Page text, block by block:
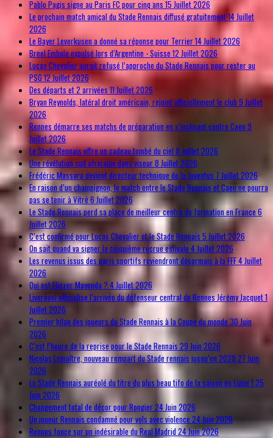
Pablo Pagis signe au Paris FC pour cinq ans 15 Juillet 2026
Le prochain match amical du Stade Rennais diffusé gratuitement14 Juillet
2026
Le Bayer Leverkusen a donné sa réponse pour Terrier14 Juillet 2026
Breel Embolo expulsé lors d’Argentine - Suisse12 Juillet 2026
Lucas Chevalier aurait refusé l’approche du Stade Rennais pour rester au
PSG12 Juillet 2026
Des départs et 2 arrivées11 Juillet 2026
Bryan Reynolds, latéral droit américain, rejoint officiellement le club 9 Juillet
2026
Rennes démarre ses matchs de préparation en s’inclinant contre Caen 9
Juillet 2026
Le Stade Rennais offre un cadeau tombé du ciel8 Juillet 2026
Une révélation sud africaine dans viseur8 Juillet 2026
Frédéric Massara devient directeur technique de la Juventus 7 Juillet 2026
En raison d’un champignon, le match entre le Stade Rennais et Caen ne pourra
pas se tenir à Vitré6 Juillet 2026
Le Stade Rennais perd sa place de meilleur centre de formation en France 6
Juillet 2026
C’est confirmé pour Lucas Chevalier et le Stade Rennais 5 Juillet 2026
On sait quand va signer la cinquième recrue estivale 4 Juillet 2026
Les revenus issus des paris sportifs reviendront désormais à la FFF4 Juillet
2026
Qui est Eliezer Mayenda ? 4 Juillet 2026
Liverpool officialise l’arrivée du défenseur central de Rennes Jérémy Jacquet1
Juillet 2026
Premier bilan des joueurs du Stade Rennais à la Coupe du monde30 Juin
2026
C’est l’heure de la reprise pour le Stade Rennais 29 Juin 2026
Nicolas Lemaître, nouveau rempart du Stade rennais jusqu’en 2028 27 Juin
2026
Le Stade Rennais auréolé du titre du plus beau tifo de la saison en Ligue 125
Juin 2026
Changement total de décor pour Rongier24 Juin 2026
Un joueur Rennais condamné pour vols avec violence 24 Juin 2026
Rennes fonce sur un indésirable du Real Madrid24 Juin 2026